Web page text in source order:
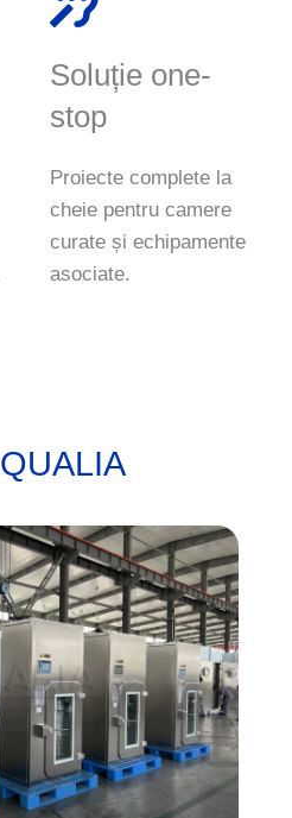
Soluție one-
stop
Proiecte complete la
cheie pentru camere
curate și echipamente
asociate.
QUALIA